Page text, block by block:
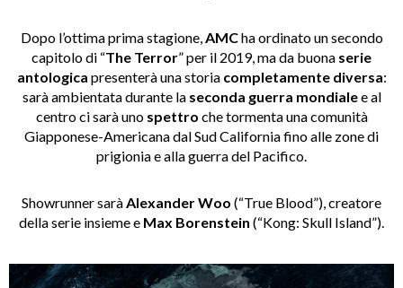
Dopo l’ottima prima stagione,AMCha ordinato un secondo
capitolo di “The Terror” per il 2019, ma da buona serie
antologica presenterà una storia completamente diversa:
sarà ambientata durante la seconda guerra mondialee al
centro ci sarà uno spettro che tormenta una comunità
Giapponese-Americana dal Sud California fino alle zone di
prigionia e alla guerra del Pacifico.
Showrunner saràAlexander Woo (“True Blood”), creatore
della serie insieme e Max Borenstein (“Kong: Skull Island”).